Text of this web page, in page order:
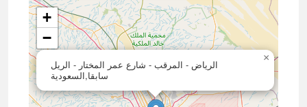
الرياض - المرقب - شارع عمر المختار - الريل
سابقا,السعودية
×
+
−